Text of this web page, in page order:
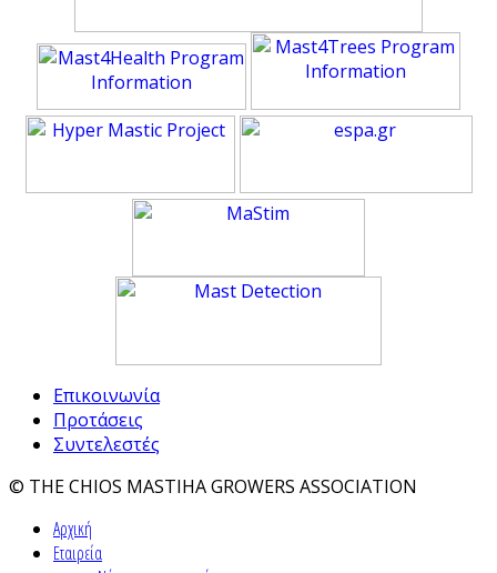
Επικοινωνία
Προτάσεις
Συντελεστές
© THE CHIOS MASTIHA GROWERS ASSOCIATION
Αρχική
Εταιρεία